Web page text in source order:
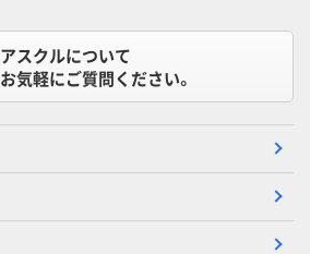
アスクルについて
お気軽にご質問ください。